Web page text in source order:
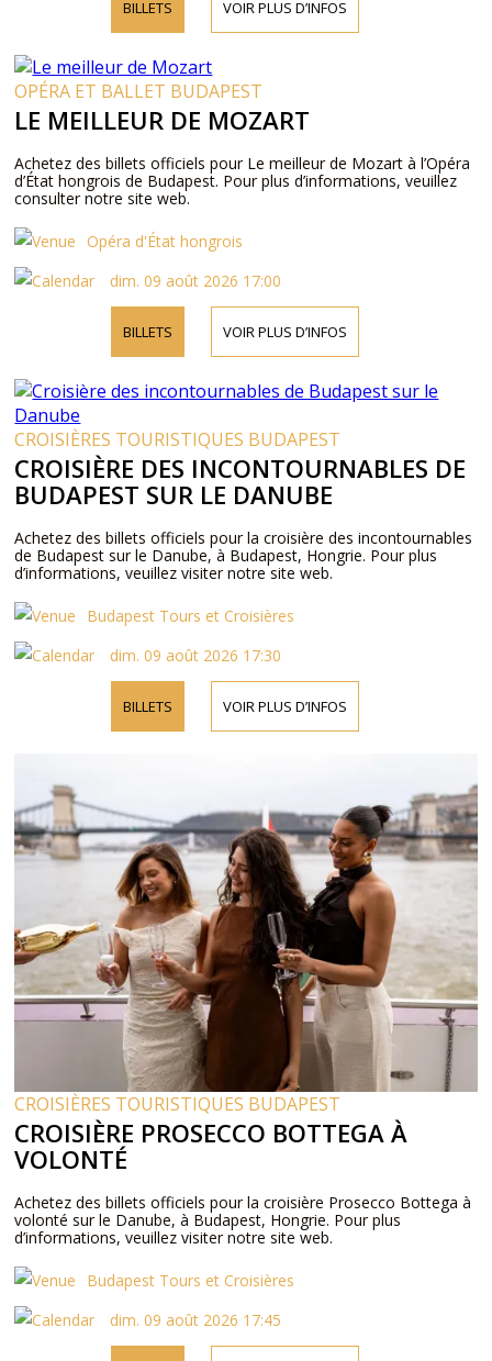
BILLETS VOIR PLUS D’INFOS
OPÉRA ET BALLET BUDAPEST
LE MEILLEUR DE MOZART
Achetez des billets officiels pour Le meilleur de Mozart à l’Opéra
d’État hongrois de Budapest. Pour plus d’informations, veuillez
consulter notre site web.
Opéra d'État hongrois
dim. 09 août 2026 17:00
BILLETS VOIR PLUS D’INFOS
CROISIÈRES TOURISTIQUES BUDAPEST
CROISIÈRE DES INCONTOURNABLES DE
BUDAPEST SUR LE DANUBE
Achetez des billets officiels pour la croisière des incontournables
de Budapest sur le Danube, à Budapest, Hongrie. Pour plus
d’informations, veuillez visiter notre site web.
Budapest Tours et Croisières
dim. 09 août 2026 17:30
BILLETS VOIR PLUS D’INFOS
CROISIÈRES TOURISTIQUES BUDAPEST
CROISIÈRE PROSECCO BOTTEGA À
VOLONTÉ
Achetez des billets officiels pour la croisière Prosecco Bottega à
volonté sur le Danube, à Budapest, Hongrie. Pour plus
d’informations, veuillez visiter notre site web.
Budapest Tours et Croisières
dim. 09 août 2026 17:45